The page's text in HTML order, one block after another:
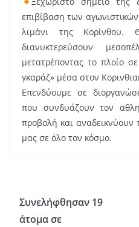
επιβίβαση των
λιμάνι της Κορίνθου.
διανυκτερεύσουν
μετατρέποντας το πλοίο
γκαράζ» μέσα στον
Επενδύουμε σε
που συνδυάζουν τον
προβολή και
μας σε όλο τον κόσμο.
Συνελήφθησαν 19
άτομα σε